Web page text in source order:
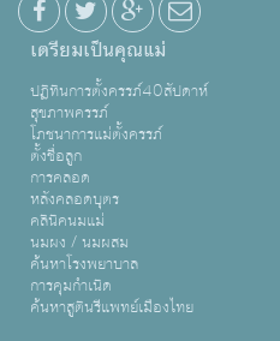
เตรียมเป็นคุณแม่
ปฏิทินการตั้งครรภ์40สัปดาห์
สุขภาพครรภ์
โภชนาการแม่ตั้งครรภ์
ตั้งชื่อลูก
การคลอด
หลังคลอดบุตร
คลินิคนมแม่
นมผง / นมผสม
ค้นหาโรงพยาบาล
การคุมกำเนิด
ค้นหาสูตินรีแพทย์เมืองไทย